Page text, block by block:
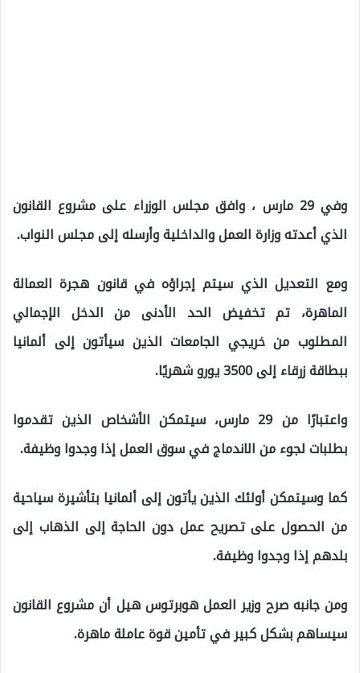
وفي 29 مارس ، وافق مجلس الوزراء على مشروع القانون
الذي أعدته وزارة العمل والداخلية وأرسله إلى مجلس النواب.
ومع التعديل الذي سيتم إجراؤه في قانون هجرة العمالة
الماهرة، تم تخفيض الحد الأدنى من الدخل الإجمالي
المطلوب من خريجي الجامعات الذين سيأتون إلى ألمانيا
ببطاقة زرقاء إلى 3500 يورو شهريًا.
واعتبارًا من 29 مارس، سيتمكن الأشخاص الذين تقدموا
بطلبات لجوء من الاندماج في سوق العمل إذا وجدوا وظيفة.
كما وسيتمكن أولئك الذين يأتون إلى ألمانيا بتأشيرة سياحية
من الحصول على تصريح عمل دون الحاجة إلى الذهاب إلى
بلدهم إذا وجدوا وظيفة.
ومن جانبه صرح وزير العمل هوبرتوس هيل أن مشروع القانون
سيساهم بشكل كبير في تأمين قوة عاملة ماهرة.